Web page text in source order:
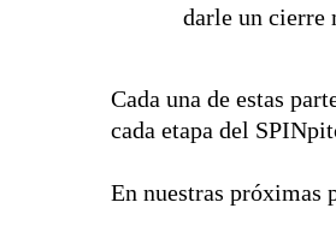
darle un cierre
Cada una de estas
cada etapa del
En nuestras próximas